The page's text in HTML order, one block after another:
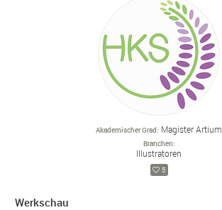
Akademischer Grad Magister Artium
Branchen
Illustratoren
5
Werkschau